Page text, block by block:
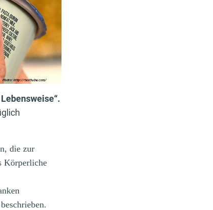
die zur
Körperliche